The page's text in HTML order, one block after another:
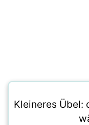
Kleineres Übel: